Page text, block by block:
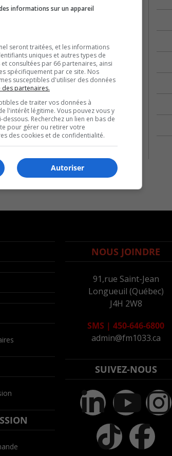
NOUS JOINDRE
91,rue Saint-Jean
Longueuil (Québec)
J4H 2W8
SMS | 450-646-6800
admin@fm1033.ca
SUIVEZ-NOUS
informations sur un appareil
seront traitées, et les informations
uniques et autres types de
consultées par 66 partenaires, ainsi
spécifiquement par ce site. Nos
susceptibles d'utiliser des données
des partenaires.
de traiter vos données à
l'intérêt légitime. Vous pouvez vous y
Recherchez un lien en bas de
pour gérer ou retirer votre
des cookies et de confidentialité.
Autoriser